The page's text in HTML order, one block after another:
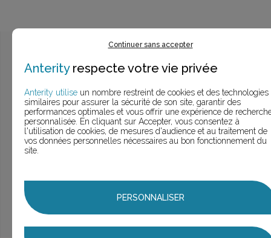
Ce n’est pas exactement ce que je recherche
> Voir larecherche approfondie
> Voir larecherche personnalisée
Continuer sans accepter
Anterityrespecte votre vie privée
Anterity utilise un nombre restreint de cookies et des technologies
similaires pour assurer la sécurité de son site, garantir des
performances optimales et vous offrir une expérience de
personnalisée. En cliquant sur Accepter, vous consentez à
l'utilisation de cookies, de mesures d'audience et au traitement de
vos données personnelles nécessaires au bon fonctionnement du
site.
PERSONNALISER